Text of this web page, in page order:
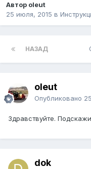
Автор oleut
25 июля, 2015 в
НАЗАД
oleut
Опубликовано
Здравствуйте.
dok